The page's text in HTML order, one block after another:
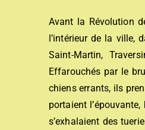
Avant la Révolution
l’intérieur de la ville,
Saint-Martin,
Effarouchés par le
chiens errants, ils
portaient
s’exhalaient des